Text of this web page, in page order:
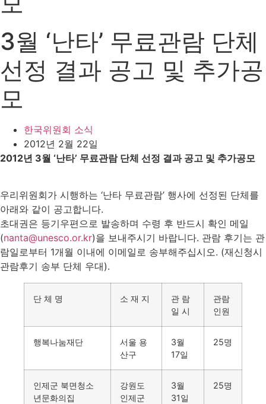
3월 ‘난타’ 무료관람 단체
선정 결과 공고 및 추가공
모
한국위원회 소식
2012년 2월 22일
2012년 3월 ‘난타’ 무료관람 단체 선정 결과 공고 및 추가공모
우리위원회가 시행하는 ‘난타 무료관람’ 행사에 선정된 단체를
아래와 같이 공고합니다.
초대권은 등기우편으로 발송하며 수령 후 반드시 확인 메일
(nanta@unesco.or.kr)을 보내주시기 바랍니다. 관람 후기는 관
람일로부터 1개월 이내에 이메일로 송부해주십시오. (재신청시
관람후기 송부 단체 우대).
단 체 명 소 재 지
관 람
일 시
관람
인원
행복나눔재단
서울 용
산구
3월
17일
25명
인제군 북면청소
년문화의집
강원도
인제군
3월
31일
25명